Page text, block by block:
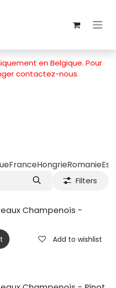
en Belgique. Pour
contactez-nous.
FranceHongrieRomanie
Filters
Champenois -
Add to wishlist